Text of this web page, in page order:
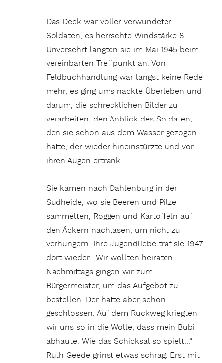
Das Deck war voller verwundeter
Soldaten, es herrschte Windstärke 8.
Unversehrt langten sie im Mai 1945 beim
vereinbarten Treffpunkt an. Von
Feldbuchhandlung war längst keine Rede
mehr, es ging ums nackte Überleben und
darum, die schrecklichen Bilder zu
verarbeiten, den Anblick des Soldaten,
den sie schon aus dem Wasser gezogen
hatte, der wieder hineinstürzte und vor
ihren Augen ertrank.
Sie kamen nach Dahlenburg in der
Südheide, wo sie Beeren und Pilze
sammelten, Roggen und Kartoffeln auf
den Äckern nachlasen, um nicht zu
verhungern. Ihre Jugendliebe traf sie 1947
dort wieder. „Wir wollten heiraten.
Nachmittags gingen wir zum
Bürgermeister, um das Aufgebot zu
bestellen. Der hatte aber schon
geschlossen. Auf dem Rückweg kriegten
wir uns so in die Wolle, dass mein Bubi
abhaute. Wie das Schicksal so spielt…“
Ruth Geede grinst etwas schräg. Erst mit